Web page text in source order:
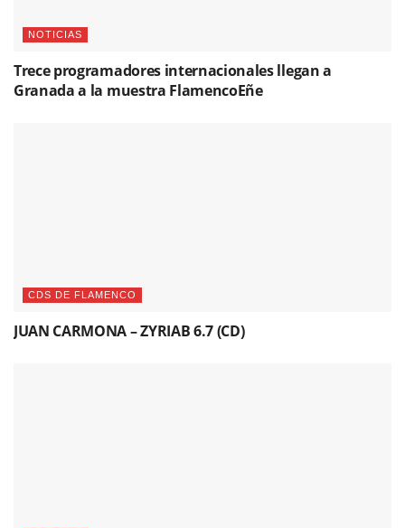
NOTICIAS
Trece programadores internacionales llegan a
Granada a la muestra FlamencoEñe
CDS DE FLAMENCO
JUAN CARMONA – ZYRIAB 6.7 (CD)